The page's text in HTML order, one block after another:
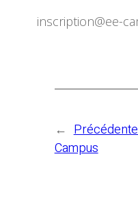
inscription@ee-
←
Campus